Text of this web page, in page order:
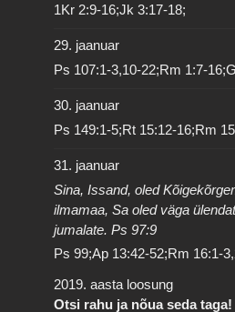
1Kr 2:9-16;Jk 3:17-18;
29. jaanuar
Ps 107:1-3,10-22;Rm 1:7-
30. jaanuar
Ps 149:1-5;Rt 15:12-16;Rm
31. jaanuar
Sina, Issand, oled
ilmamaa, Sa oled väga
jumalate. Ps 97:9
Ps 99;Ap 13:42-52;Rm 16:1-
2019. aasta loosung
Otsi rahu ja nõua seda taga!